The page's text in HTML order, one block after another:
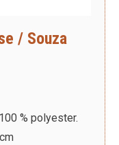
/ Souza
% polyester.